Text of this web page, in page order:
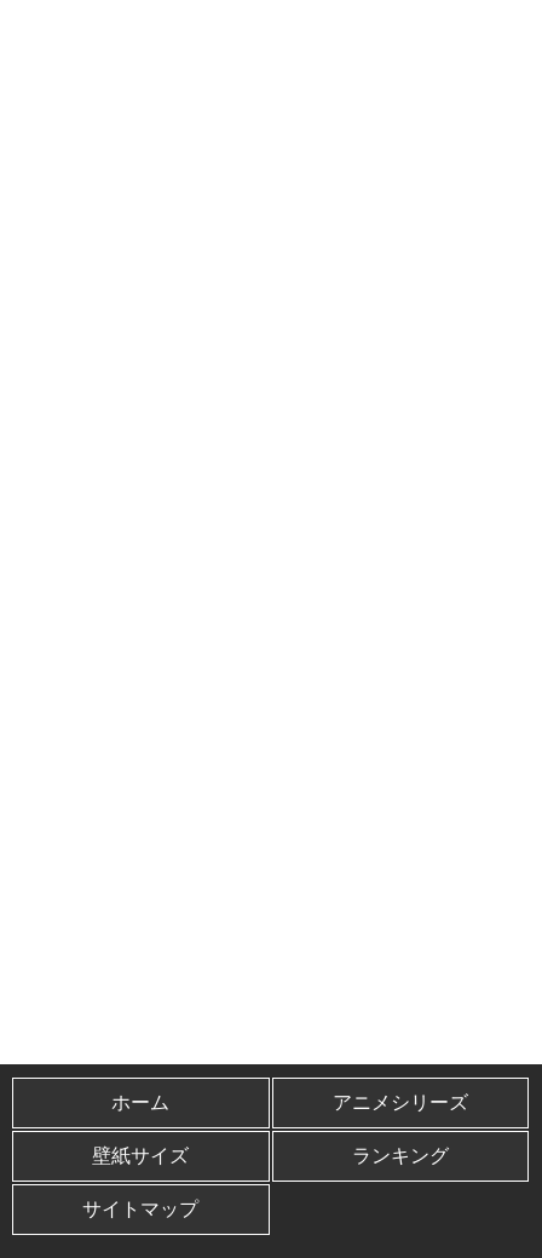
ホーム アニメシリーズ
壁紙サイズ ランキング
サイトマップ